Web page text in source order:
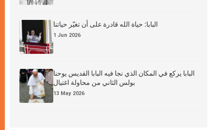
البابا: حياة الله قادرة على أن تغيّر حياتنا
1 Jun 2026
البابا يركع في المكان الذي نجا فيه البابا القديس يوحنا
بولس الثاني من محاولة اغتيال
13 May 2026